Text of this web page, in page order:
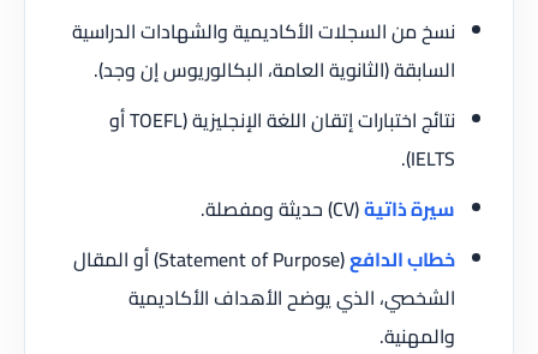
نسخ من السجلات الأكاديمية والشهادات الدراسية
السابقة (الثانوية العامة، البكالوريوس إن وجد).
نتائج اختبارات إتقان اللغة الإنجليزية (TOEFL أو
IELTS).
سيرة ذاتية(CV) حديثة ومفصلة.
خطاب الدافع
(Statement of Purpose) أو المقال
الشخصي، الذي يوضح الأهداف الأكاديمية
والمهنية.